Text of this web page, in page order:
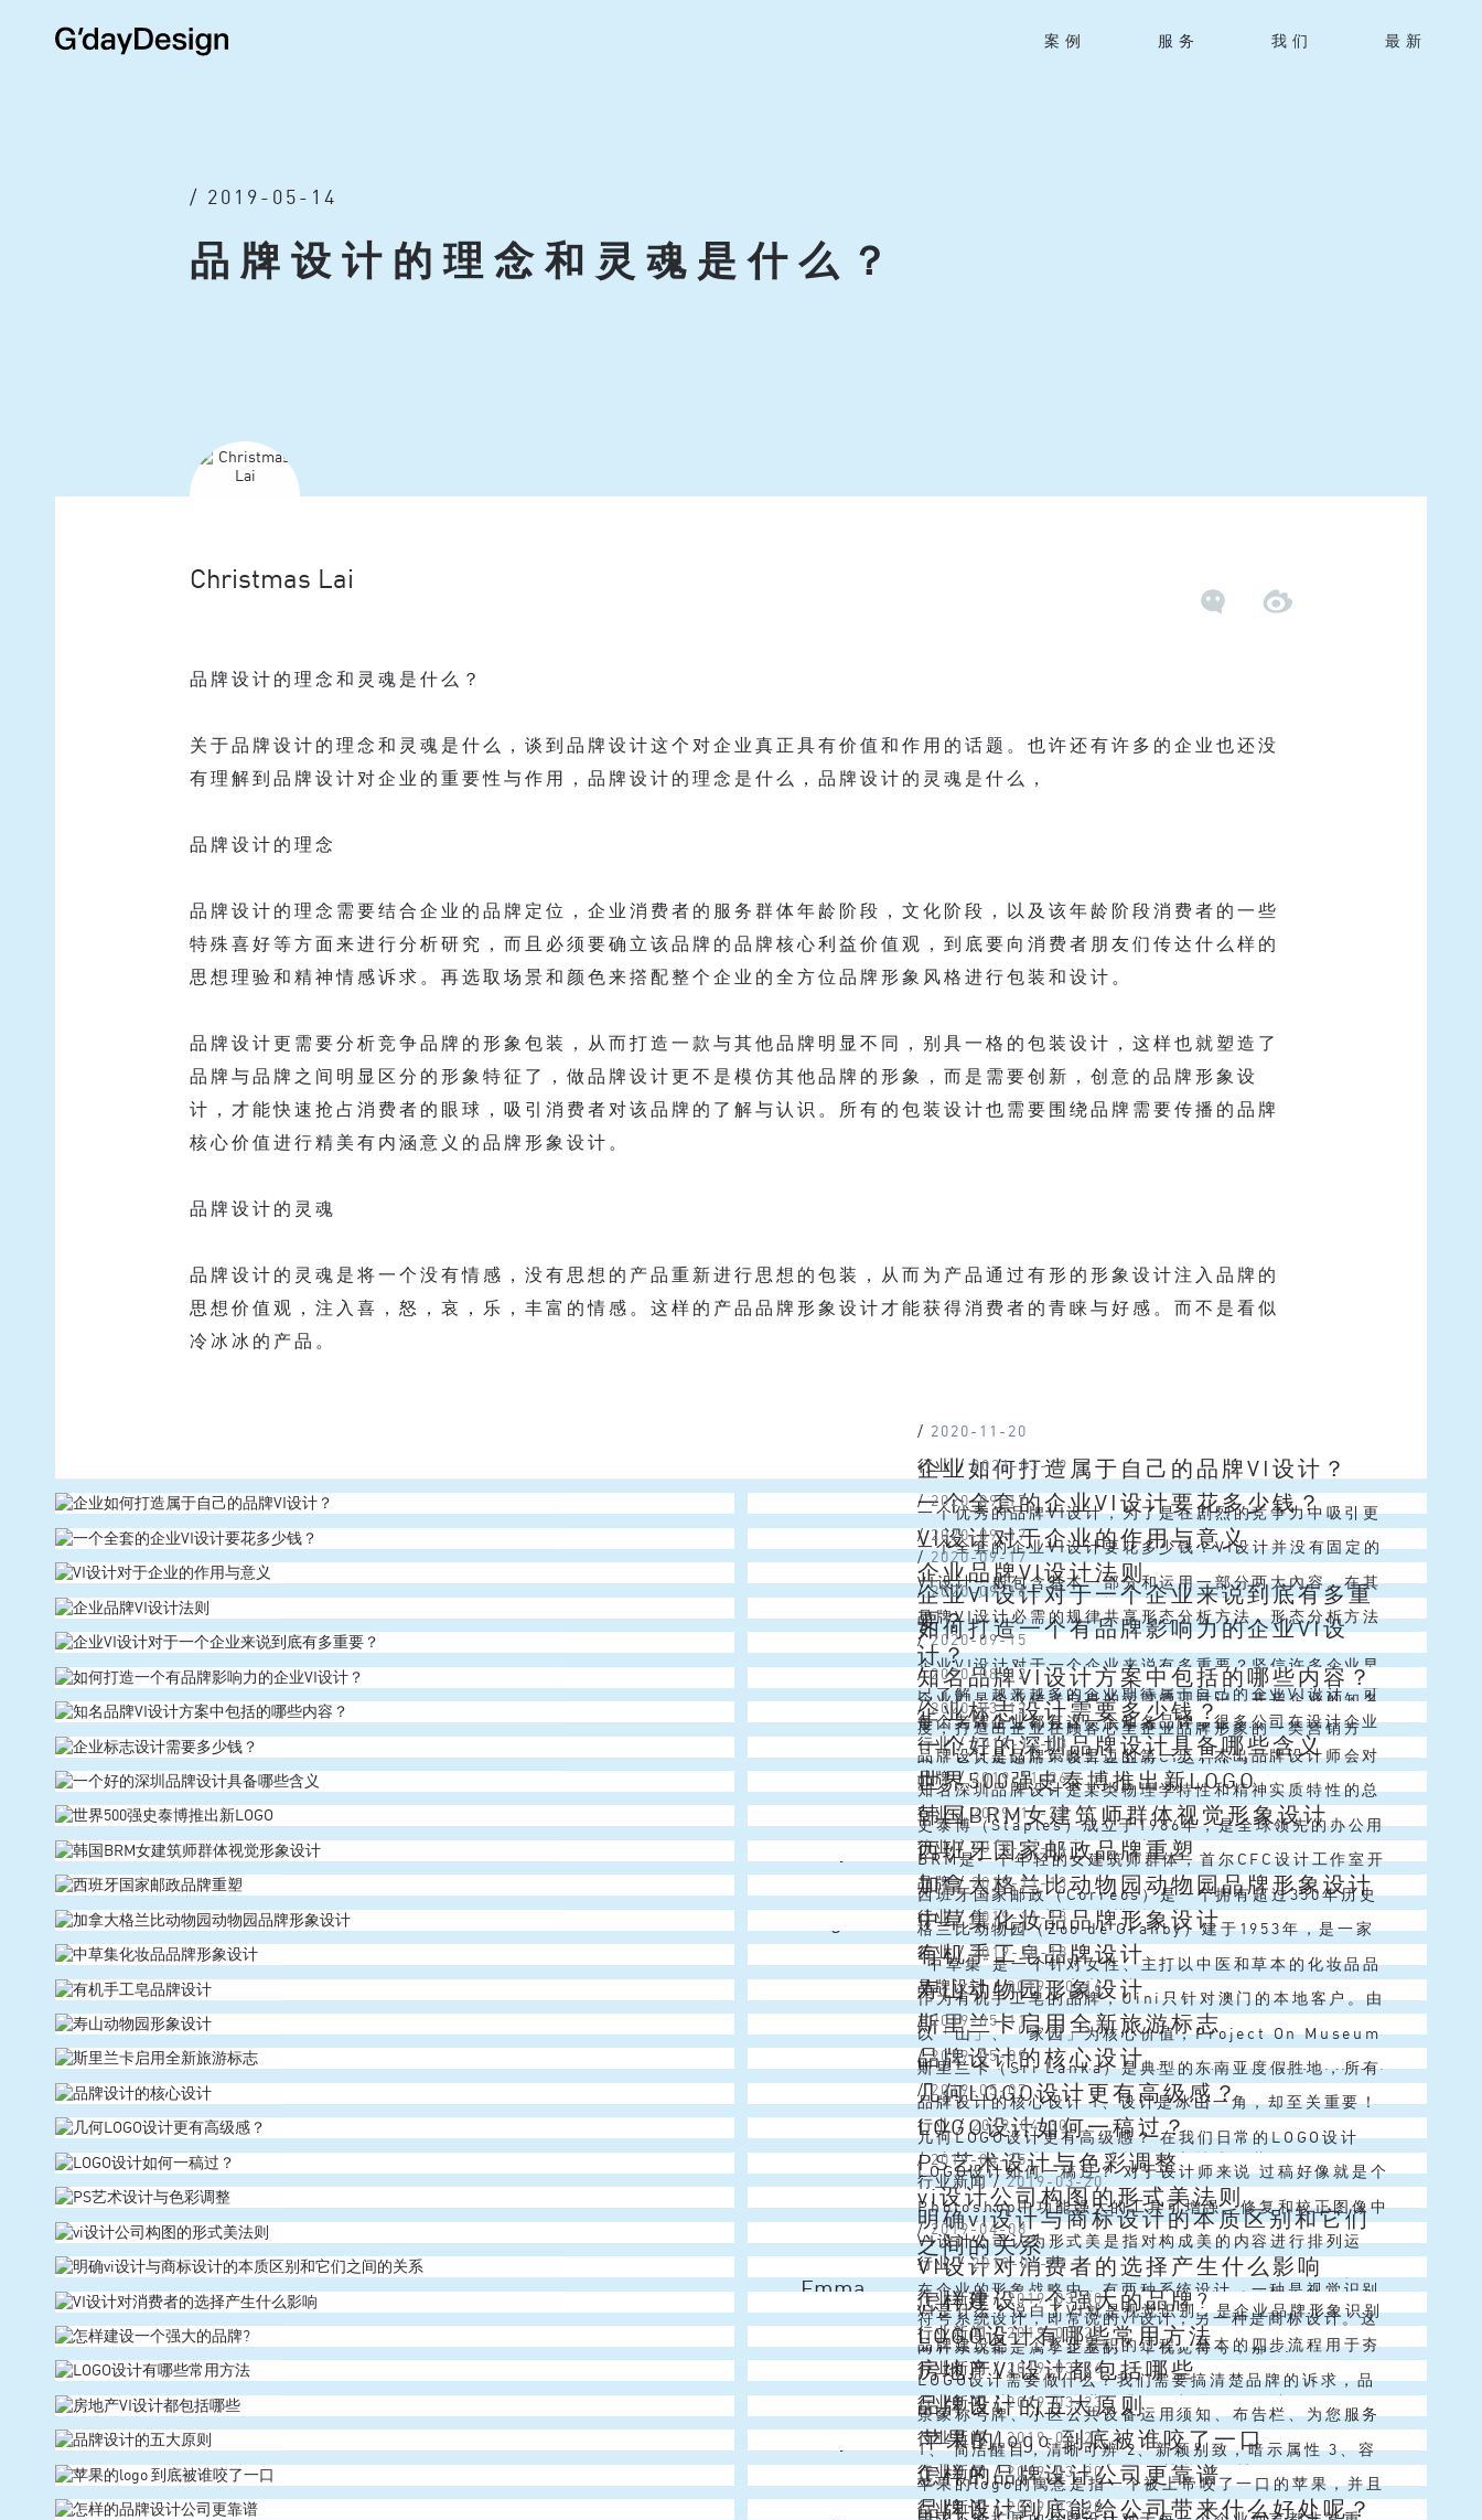
案例 服务 我们 最新
/ 2019-05-14
品牌设计的理念和灵魂是什么？
Christmas Lai
品牌设计的理念和灵魂是什么？
关于品牌设计的理念和灵魂是什么，谈到品牌设计这个对企业真正具有价值和作用的话题。也许还有许多的企业也还没
有理解到品牌设计对企业的重要性与作用，品牌设计的理念是什么，品牌设计的灵魂是什么，
品牌设计的理念
品牌设计的理念需要结合企业的品牌定位，企业消费者的服务群体年龄阶段，文化阶段，以及该年龄阶段消费者的一些
特殊喜好等方面来进行分析研究，而且必须要确立该品牌的品牌核心利益价值观，到底要向消费者朋友们传达什么样的
思想理验和精神情感诉求。再选取场景和颜色来撘配整个企业的全方位品牌形象风格进行包装和设计。
品牌设计更需要分析竞争品牌的形象包装，从而打造一款与其他品牌明显不同，别具一格的包装设计，这样也就塑造了
品牌与品牌之间明显区分的形象特征了，做品牌设计更不是模仿其他品牌的形象，而是需要创新，创意的品牌形象设
计，才能快速抢占消费者的眼球，吸引消费者对该品牌的了解与认识。所有的包装设计也需要围绕品牌需要传播的品牌
核心价值进行精美有内涵意义的品牌形象设计。
品牌设计的灵魂
品牌设计的灵魂是将一个没有情感，没有思想的产品重新进行思想的包装，从而为产品通过有形的形象设计注入品牌的
思想价值观，注入喜，怒，哀，乐，丰富的情感。这样的产品品牌形象设计才能获得消费者的青睐与好感。而不是看似
冷冰冰的产品。
/ 2020-11-20
企业如何打造属于自己的品牌VI设计？
一个优秀的品牌VI设计，为了是在剧烈的竞争力中吸引更
多的路人，进而把他们转化为客户。企业通过品牌VI设计
告诉所有人：你是谁，你能想带来什么价...
行业/2021-03-19
一个全套的企业VI设计要花多少钱？
一个全套的企业VI设计要花多少钱？VI设计并没有固定的
价格，需要根据企业的设计内容、行业、设计需求、设计
理念等方面的束缚。价格有高有低，从几...
/2020-09-17
VI设计对于企业的作用与意义
VI设计一般包含基本一部分和运用一部分两大內容。在其
中，基本一部分一般包含：企业的名称、标志设计、标
志、规范字体样式、主色调、企业标志、规范...
/2020-09-17
企业品牌VI设计法则
品牌VI设计必需的规律共享形态分析方法，形态分析方法
是把vi设计的行为主体作为一个系统软件，一个具备多种
多样形态要素遍布和组成的系统软件，创...
/ 2020-09-17
企业VI设计对于一个企业来说到底有多重
要？
企业VI设计对于一个企业来说有多重要？坚信许多企业早
已了解，越来越多的企业期待属于自己的企业VI设计，可
是因为对企业VI设计欠缺掌握，许多企...
/2020-09-16
如何打造一个有品牌影响力的企业VI设
计？
企业VI是企业传送自身的运营管理意识，开启企业的知名
度，打造出企业在顾客心里企业品牌形象的一类营销方
式，它关键运用VI设计企业将CI这种不可...
/2020-09-15
知名品牌VI设计方案中包括的哪些内容？
每个老牌企业都有这一个知名品牌，很多公司在设计企业
品牌时，都会刻意选择一个能让顾客轻松记住知名的品牌
名称，再结合企业VI设计，二者联合起来后...
/2020-08-12
企业标志设计需要多少钱？
品牌设计是品牌策略里边的第一步，杰出品牌设计师会对
公司品牌设计分定义环节、文字环节、标记环节、系统软
件环节，各自相匹配的是公司的知名品牌定义...
/2020-03-12
一个好的深圳品牌设计具备哪些含义
知名深圳品牌设计是某类物理学特性和精神实质特性的总
数，公司根据品牌策略将货品特色化，最后的目地是以便
让顾客更高效率的选购产品与服务。...
Joy
行业/2019-12-03
世界500强史泰博推出新LOGO
史泰博（Staples）成立于1986年，是全球领先的办公用
品零售公司，也是世界500强企业之一。 史泰博总部位于
美国马萨诸塞州弗雷明翰，其...
品牌/2019-11-26
韩国BRM女建筑师群体视觉形象设计
BRM是一个年轻的女建筑师群体，首尔CFC设计工作室开
发了BRM的品牌标识，并为BRM的会议设计了视觉形象，
会议的主题是“建立角色模型：建筑...
Angel
行业/2019-11-22
西班牙国家邮政品牌重塑
西班牙国家邮政（Correos）是一个拥有超过350年历史
的品牌，见证了西班牙社会所经历的所有变化。今天，
Correos已经升级为新的技术、...
Christmas Lai
行业/2019-11-14
加拿大格兰比动物园动物园品牌形象设计
格兰比动物园（Zoo de Granby）建于1953年，是一家
非盈利动物园，其使命是“提供丰富、娱乐和教育体验，为
各个年龄段的不同客户创造...
Niki
品牌/2019-11-13
中草集化妆品品牌形象设计
“中草集”是一个针对女性、主打以中医和草本的化妆品品
牌，设计师以品牌名“中草集”汉字为设计元素，用细线条
构建了一个不断变化的“窗格”。这是一...
Emma
行业/2019-11-13
有机手工皂品牌设计
作为有机手工皂的品牌，Uini只针对澳门的本地客户。由
于此类产品在当地市场尚不成熟，WWAVE工作室的产品
设计目标是将其与普通肥皂产品区分开...
行业/2019-10-18
寿山动物园形象设计
以「山」、「家园」为核心价值，Project On Museum
在驳二艺术特区举办的2019高雄设计节展出的寿山动物园
识别提案，配色与风格十...
Alex
品牌设计/2019-10-16
斯里兰卡启用全新旅游标志
斯里兰卡（Sri Lanka）是典型的东南亚度假胜地，所有
你梦想的事物都应有尽有。这个蓝色的岛国拥有茂密的热
带森林和丰富的生物种类，其中包括...
/2019-05-11
品牌设计的核心设计
品牌设计的核心设计 1、设计是冰山一角，却至关重要！
如果我们把品牌理解成一座冰山。品牌或企业所属的文化
制度、员工行为、组织结构、核心技术、营...
Venus
/2019-05-09
几何LOGO设计更有高级感？
几何LOGO设计更有高级感？ 在我们日常的LOGO设计
中，几何图形是一个非常常见的主体元素。所以今天大大
君分享这篇文章，想跟大家剖析LOGO...
/2019-05-07
LOGO设计如何一稿过？
LOGO设计如何一稿过？ 对于设计师来说 过稿好像就是个
终极难题 毕竟改稿无数遍之后 还是会...... 在一定的思维
和认知框架里，设计师设...
Simon
行业/2019-04-30
PS艺术设计与色彩调整
Photoshop中功能强大的工具可增强、修复和校正图像中
的颜色和色调(亮度、暗度和对比度)。在调整颜色和色调
之前，需要考虑下面一些事项。 ...
Christmas Lai
/2019-04-25
vi设计公司构图的形式美法则
VI设计公司认为形式美是指对构成美的内容进行排列运
用，包括自然对象、社会事物等，以给人带来美的观赏感
受为目的总结、推演出来的法则。 对称与均...
Emma
行业新闻 /2019-03-20
明确vi设计与商标设计的本质区别和它们
之间的关系
在企业的形象战略中，有两种系统设计，一种是视觉识别
符号系统设计，即常说的vi设计；另一种是商标设计。这
两种系统都是属于企业的一个视觉符号，那...
Vincent
/2019-04-08
VI设计对消费者的选择产生什么影响
VI是什么？说白了VI就是视觉识别，是企业品牌形象识别
系统的重要组成部分，它主要通过视觉符号将企业在经营
理念、经营方针、企业使命、企业文化等...
行业/2019-04-02
怎样建设一个强大的品牌?
品牌建设是一个逐步累积的过程。基本的四步流程用于夯
实基础，后期才能继续成熟和培育品牌。无论是创立一个
品牌还是对现有品牌进行升级，都需要经历以...
Simon
行业新闻/2019-03-30
LOGO设计有哪些常用方法
LOGO设计需要做什么？我们需要搞清楚品牌的诉求，品
牌的理念，我们要传达给消费者什么样的感觉和体验。做
LOGO设计时需要提炼企业的核心理念，...
行业新闻/2019-03-28
房地产VI设计都包括哪些
景象称号牌、小区公共设备运用须知、布告栏、为您服务
牌、环保垃圾桶、休闲椅、健身及孩童游乐设备运用阐明
牌等。 2、会所标识广告牌。 楼栋牌、楼...
Christmas Lai
行业新闻/2019-03-26
品牌设计的五大原则
1、 简洁醒目，清晰可辨 2、新颖别致，暗示属性 3、容
易发音，利于通用 4、品牌名称与品牌标志协调互映 5、
符合传统民俗，为公众喜闻乐见...
Angel
行业新闻/2019-03-23
苹果的logo 到底被谁咬了一口
苹果的logo的寓意是指一个被上帝咬了一口的苹果，并且
苹果公司的理念是只有不完美才能促使进步去追求完美。
行业新闻/ 2019-03-21
怎样的品牌设计公司更靠谱
行业新闻/2019-03-20
品牌设计到底能给公司带来什么好处呢？
行业新闻/2019-03-20